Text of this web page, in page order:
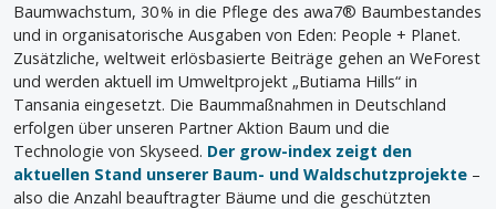
Baumwachstum, 30 % in die Pflege des awa7® Baumbestandes
und in organisatorische Ausgaben von Eden: People + Planet.
Zusätzliche, weltweit erlösbasierte Beiträge gehen an WeForest
und werden aktuell im Umweltprojekt „Butiama Hills“ in
Tansania eingesetzt. Die Baummaßnahmen in Deutschland
erfolgen über unseren Partner Aktion Baum und die
Technologie von Skyseed. Der grow-index zeigt den
aktuellen Stand unserer Baum- und Waldschutzprojekte –
also die Anzahl beauftragter Bäume und die geschützten